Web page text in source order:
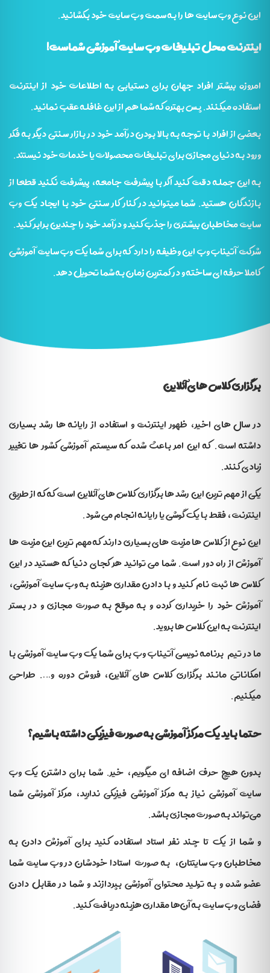
این نوع وب سایت ها را به سمت وب سایت خود بکشانید.
اینترنت محل تبلیغات وب سایت آموزشی شماست!
امروزه بیشتر افراد جهان برای دستیابی به اطلاعات خود از اینترنت
استفاده میکنند. پس بهتره که شما هم از این غافله عقب نمانید.
بعضی از افراد با توجه به بالا بودن درآمد خود در بازار سنتی دیگر به فکر
ورود به دنیای مجازی برای تبلیغات محصولات یا خدمات خود نیستند.
به این جمله دقت کنید اگر با پیشرفت جامعه، پیشرفت نکنید قطعا از
بازندگان هستید. شما میتوانید در کنار کار سنتی خود با ایجاد یک وب
سایت مخاطبان بیشتری را جذب کنید و درآمد خود را چندین برابر کنید.
شرکت آتیناب وب این وظیفه را دارد که برای شما یک وب سایت آموزشی
کاملا حرفه ای ساخته و در کمترین زمان به شما تحویل دهد.
برگزاری کلاس های آنلاین
در سال های اخیر، ظهور اینترنت و استفاده از رایانه ها رشد بسیاری
داشته است. که این امر باعث شده که سیستم آموزشی کشور ها تغییر
زیادی کنند.
یکی از مهم ترین این رشد ها برگزاری کلاس های آنلاین است که که از طریق
اینترنت، فقط با یک گوشی یا رایانه انجام می شود.
این نوع از کلاس ها مزیت های بسیاری دارند که مهم ترین این مزیت ها
آموزش از راه دور است. شما می توانید هر کجای دنیا که هستید در این
کلاس ها ثبت نام کنید و با دادن مقداری هزینه به وب سایت آموزشی،
آموزش خود را خریداری کرده و به موقع به صورت مجازی و در بستر
اینترنت به این کلاس ها بروید.
ما در تیم برنامه نویسی آتیناب وب برای شما یک وب سایت آموزشی با
امکاناتی مانند برگزاری کلاس های آنلاین، فروش دوره و…. طراحی
میکنیم.
حتما باید یک مرکز آموزشی به صورت فیزیکی داشته باشیم؟
بدون هیچ حرف اضافه ای میگویم، خیر. شما برای داشتن یک وب
سایت آموزشی نیاز به مرکز آموزشی فیزیکی ندارید، مرکز آموزشی شما
می‌تواند به صورت مجازی باشد.
و شما از یک تا چند نفر استاد استفاده کنید برای آموزش دادن به
مخاطبان وب سایتتان، به صورت استادا خودشان در وب سایت شما
عضو شده و به تولید محتوای آموزشی بپردازند و شما در مقابل دادن
فضای وب سایت به آن‌ها مقداری هزینه دریافت کنید.